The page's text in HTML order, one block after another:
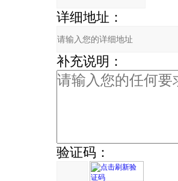
详细地址：
补充说明：
验证码：